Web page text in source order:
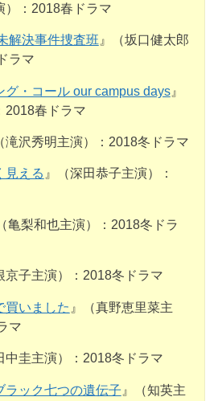
）：2018春ドラマ
解決事件捜査班 』（坂口健太郎
ラマ
グ・コール our campus days』
2018春ドラマ
滝沢秀明主演）：2018冬ドラマ
見える 』（深田恭子主演）：
亀梨和也主演）：2018冬ドラ
京子主演）：2018冬ドラマ
買いました 』（真野恵里菜主
マ
中圭主演）：2018冬ドラマ
ラック七つの遺伝子 』（知英主